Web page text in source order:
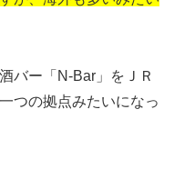
バー「N-Bar」をＪＲ
つの拠点みたいになっ